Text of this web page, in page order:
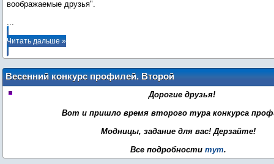
...
Читать дальше »
Весенний конкурс профилей. Второй
тур
Дорогие друзья!
Вот и пришло время второго тура конкурса
Модницы, задание для вас! Дерзайте!
Все подробности тут.